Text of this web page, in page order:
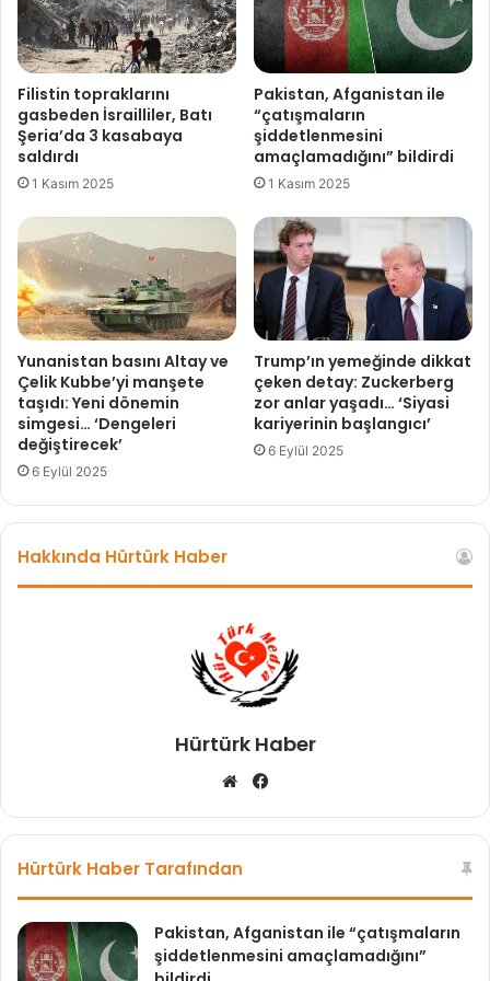
ı
ı
r
d
b
e
k
l
i
y
o
r
a
’
C
r
o
n
a
r
ü
s
’
y
o
ğ
u
n
l
u
Filistin topraklarını
gasbeden İsrailliler, Batı
Şeria’da 3 kasabaya
saldırdı
1 Kasım 2025
Pakistan, Afganistan ile
“çatışmaların
şiddetlenmesini
amaçlamadığını” bildirdi
1 Kasım 2025
Yunanistan basını Altay ve
Çelik Kubbe’yi manşete
taşıdı: Yeni dönemin
simgesi… ‘Dengeleri
değiştirecek’
6 Eylül 2025
Trump’ın yemeğinde dikkat
çeken detay: Zuckerberg
zor anlar yaşadı… ‘Siyasi
kariyerinin başlangıcı’
6 Eylül 2025
Hakkında Hürtürk Haber
Hürtürk Haber
We
sit bo
Hürtürk Haber Tarafından
Pakistan, Afganistan ile “çatışmaların
şiddetlenmesini amaçlamadığını”